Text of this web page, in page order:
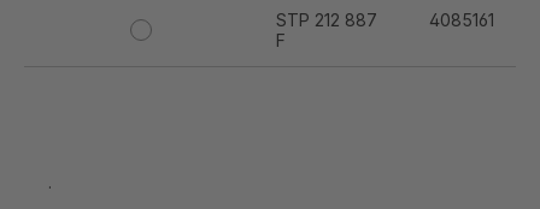
STP 212 887
F
4085161
.